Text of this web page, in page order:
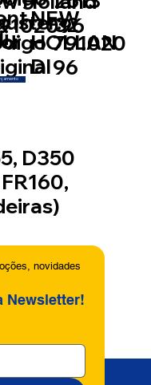
D350
32
791020
96
NEW
HOLLAN
D
novidades
Newsletter!